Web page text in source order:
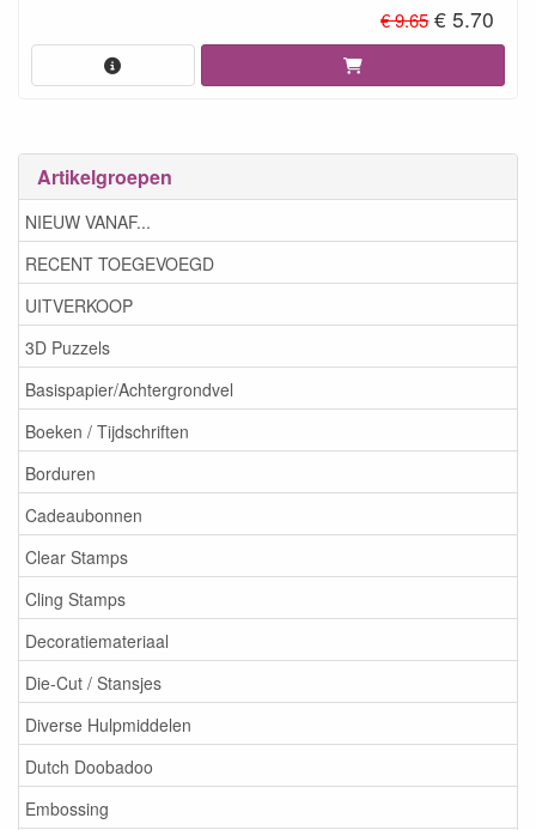
Artikelgroepen
NIEUW VANAF...
RECENT TOEGEVOEGD
UITVERKOOP
3D Puzzels
Basispapier/Achtergrondvel
Boeken / Tijdschriften
Borduren
Cadeaubonnen
Clear Stamps
Cling Stamps
Decoratiemateriaal
Die-Cut / Stansjes
Diverse Hulpmiddelen
Dutch Doobadoo
Embossing
€ 9.65€ 5.70